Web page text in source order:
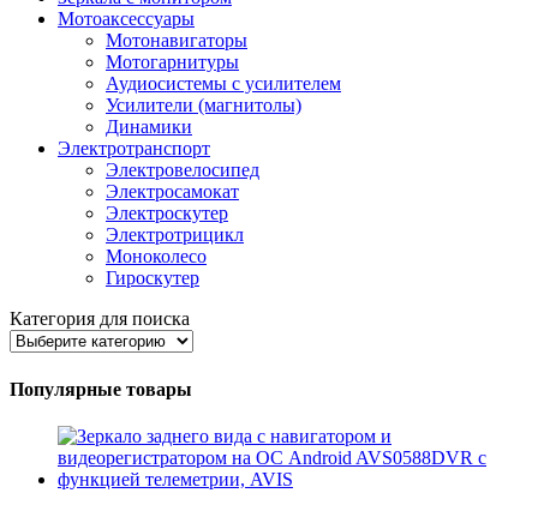
Мотоаксессуары
Мотонавигаторы
Мотогарнитуры
Аудиосистемы с усилителем
Усилители (магнитолы)
Динамики
Электротранспорт
Электровелосипед
Электросамокат
Электроскутер
Электротрицикл
Моноколесо
Гироскутер
Категория для поиска
Популярные товары